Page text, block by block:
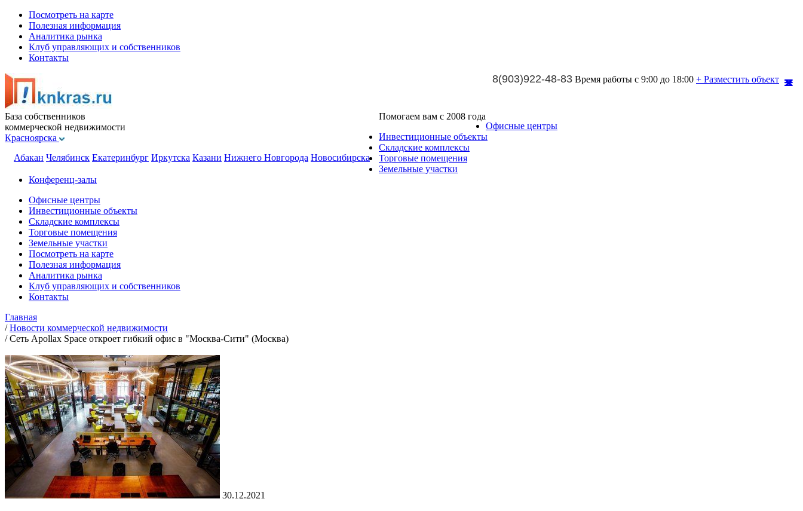
Посмотреть на карте
Полезная информация
Аналитика рынка
Клуб управляющих и собственников
Контакты
8(903)922-48-83 Время работы с 9:00 до 18:00 + Разместить объект
База собственников
коммерческой недвижимости
Красноярска
Абакан Челябинск Екатеринбург Иркутска Казани Нижнего Новгорода Новосибирска
Помогаем вам с 2008 года
Офисные центры
Инвестиционные объекты
Складские комплексы
Торговые помещения
Земельные участки
Конференц-залы
Офисные центры
Инвестиционные объекты
Складские комплексы
Торговые помещения
Земельные участки
Посмотреть на карте
Полезная информация
Аналитика рынка
Клуб управляющих и собственников
Контакты
Главная
/ Новости коммерческой недвижимости
/ Сеть Apollax Space откроет гибкий офис в "Москва-Сити" (Москва)
30.12.2021